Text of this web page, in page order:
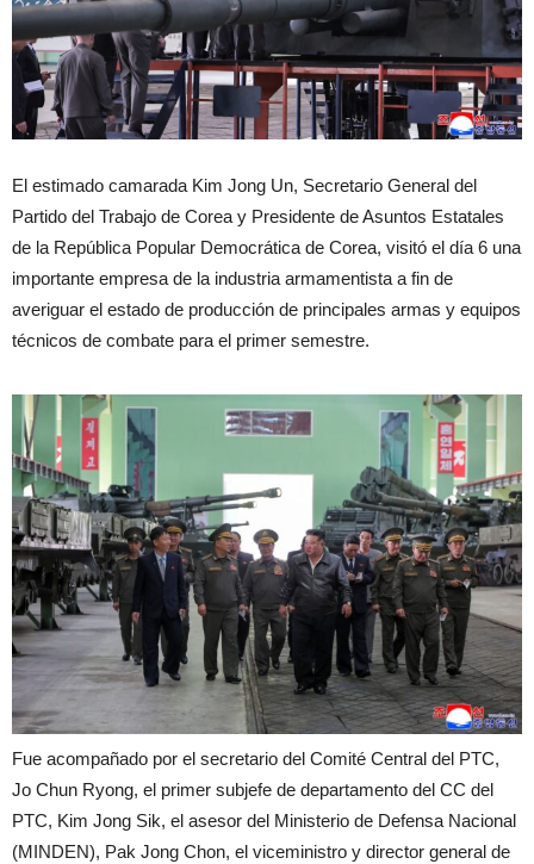
El estimado camarada Kim Jong Un, Secretario General del
Partido del Trabajo de Corea y Presidente de Asuntos Estatales
de la República Popular Democrática de Corea, visitó el día 6 una
importante empresa de la industria armamentista a fin de
averiguar el estado de producción de principales armas y equipos
técnicos de combate para el primer semestre.
Fue acompañado por el secretario del Comité Central del PTC,
Jo Chun Ryong, el primer subjefe de departamento del CC del
PTC, Kim Jong Sik, el asesor del Ministerio de Defensa Nacional
(MINDEN), Pak Jong Chon, el viceministro y director general de